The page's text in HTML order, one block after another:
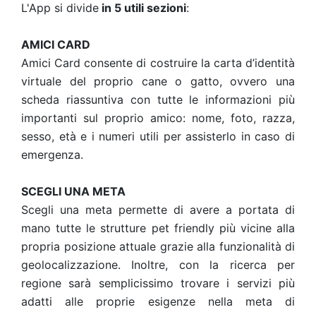
L'App si divide in 5 utili sezioni:
AMICI CARD
Amici Card consente di costruire la carta d’identità
virtuale del proprio cane o gatto, ovvero una
scheda riassuntiva con tutte le informazioni più
importanti sul proprio amico: nome, foto, razza,
sesso, età e i numeri utili per assisterlo in caso di
emergenza.
SCEGLI UNA META
Scegli una meta permette di avere a portata di
mano tutte le strutture pet friendly più vicine alla
propria posizione attuale grazie alla funzionalità di
geolocalizzazione. Inoltre, con la ricerca per
regione sarà semplicissimo trovare i servizi più
adatti alle proprie esigenze nella meta di